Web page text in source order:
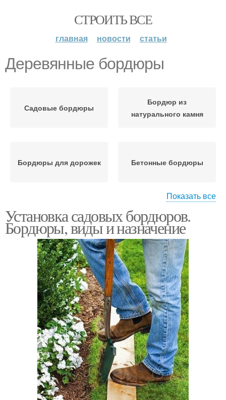
СТРОИТЬ ВСЕ
главная новости статьи
Деревянные бордюры
Садовые бордюры
Бордюр из
натурального камня
Бордюры для дорожек Бетонные бордюры
Бордюр из кирпича Бордюры без бетона
Форма для бордюра Дорожные бордюры
Показать все
Установка садовых бордюров.
Бордюры, виды и назначение